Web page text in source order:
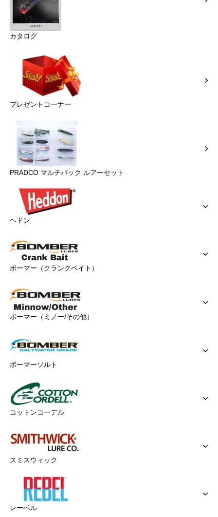
カタログ
プレゼントコーナー
PRADCO マルチパック ルアーセット
ヘドン
ボーマー（クランクベイト）
ボーマー（ミノー/その他）
ボーマーソルト
コットンコーデル
スミスウィック
レーベル